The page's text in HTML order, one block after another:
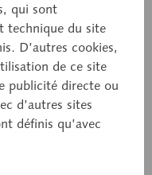
discale) entre
hernie provoque
la queue de
disque
au total. Sur pied
qui sont
technique du site
D’autres cookies,
de ce site
publicité directe ou
d’autres sites
définis qu’avec